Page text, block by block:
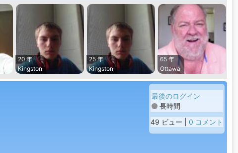
20 年
Kingston
25 年
Kingston
65 年
Ottawa
最後のログイン
長時間
49 ビュー | 0 コメント